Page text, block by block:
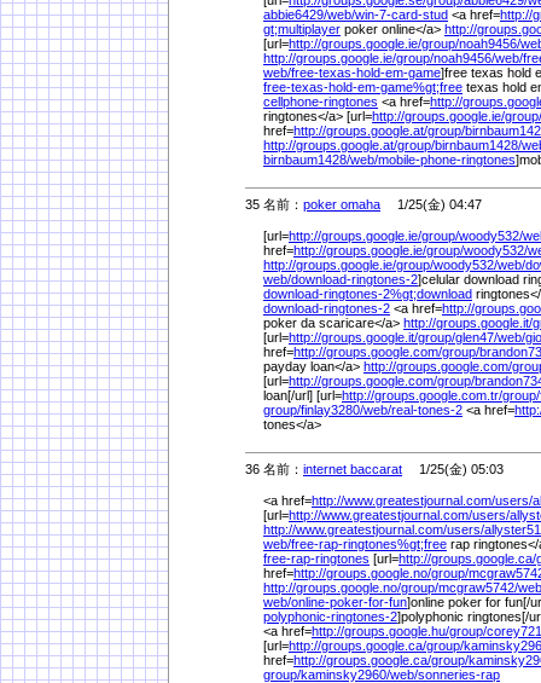
abbie6429/web/win-7-card-stud <a href=http://
gt;multiplayer poker online</a> http://
[url=http://groups.google.ie/group/noah9456/
http://groups.google.ie/group/noah9456/web/
web/free-texas-hold-em-game]free texas hold
free-texas-hold-em-game%gt;free texas hold
cellphone-ringtones <a href=http://
ringtones</a> [url=http://groups.google.ie/group/
href=http://groups.google.at/group/
http://groups.google.at/group/birnbaum1428/
birnbaum1428/web/mobile-phone-ringtones
35 名前： poker omaha 1/25(金) 04:47
[url=http://groups.google.ie/group/woody532/
href=http://groups.google.ie/group/woody532/
http://groups.google.ie/group/woody532/web/
web/download-ringtones-2]celular download
download-ringtones-2%gt;download
download-ringtones-2 <a href=http://
poker da scaricare</a> http://groups.google.it/
[url=http://groups.google.it/group/glen47/web/
href=http://groups.google.com/group/
payday loan</a> http://groups.google.com/
[url=http://groups.google.com/group/
loan[/url] [url=http://groups.google.com.tr/group/
group/finlay3280/web/real-tones-2 <a href=
tones</a>
36 名前： internet baccarat 1/25(金) 05:03
<a href=http://www.greatestjournal.com/users/
[url=http://www.greatestjournal.com/users/
http://www.greatestjournal.com/users/
web/free-rap-ringtones%gt;free rap
free-rap-ringtones [url=http://groups.google.ca/
href=http://groups.google.no/group/
http://groups.google.no/group/mcgraw5742/
web/online-poker-for-fun]online poker for fun[/
polyphonic-ringtones-2]polyphonic ringtones[/
<a href=http://groups.google.hu/group/
[url=http://groups.google.ca/group/
href=http://groups.google.ca/group/
group/kaminsky2960/web/sonneries-rap